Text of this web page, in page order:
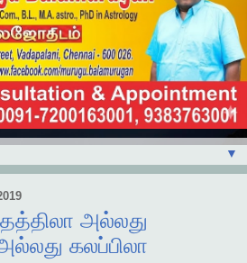
▼
அல்லது
கலப்பிலா